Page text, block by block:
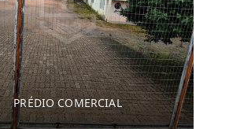
PRÉDIO COMERCIAL